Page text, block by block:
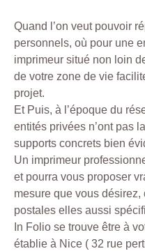
Quand l’on veut pouvoir
personnels, où pour une
imprimeur situé non loin
de votre zone de vie
projet.
Et Puis, à l’époque du
entités privées n’ont pas
supports concrets bien
Un imprimeur
et pourra vous proposer
mesure que vous
postales elles aussi
In Folio se trouve être à
établie à Nice ( 32 rue